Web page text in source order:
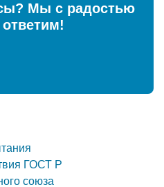
Мы с радостью
ГОСТ Р
союза